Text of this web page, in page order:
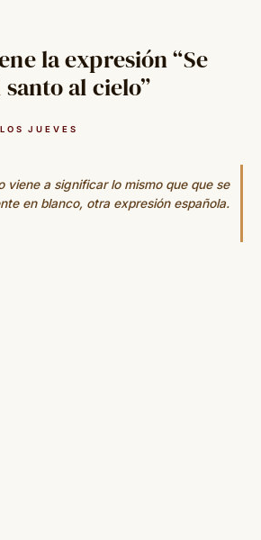
la expresión “Se
al cielo”
JUEVES
viene a significar lo mismo que que se
en blanco, otra expresión española.